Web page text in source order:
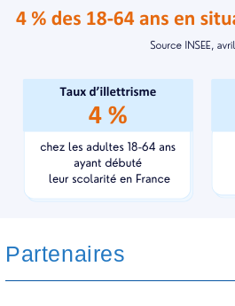
Partenaires